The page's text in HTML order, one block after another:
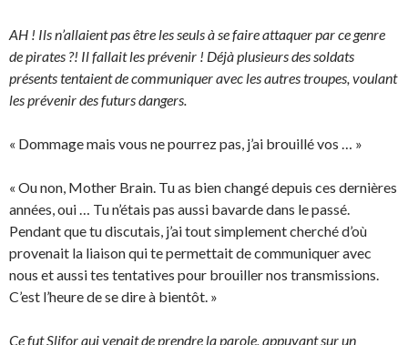
AH ! Ils n’allaient pas être les seuls à se faire attaquer par ce genre
de pirates ?! Il fallait les prévenir ! Déjà plusieurs des soldats
présents tentaient de communiquer avec les autres troupes, voulant
les prévenir des futurs dangers.
« Dommage mais vous ne pourrez pas, j’ai brouillé vos … »
« Ou non, Mother Brain. Tu as bien changé depuis ces dernières
années, oui … Tu n’étais pas aussi bavarde dans le passé.
Pendant que tu discutais, j’ai tout simplement cherché d’où
provenait la liaison qui te permettait de communiquer avec
nous et aussi tes tentatives pour brouiller nos transmissions.
C’est l’heure de se dire à bientôt. »
Ce fut Slifor qui venait de prendre la parole, appuyant sur un